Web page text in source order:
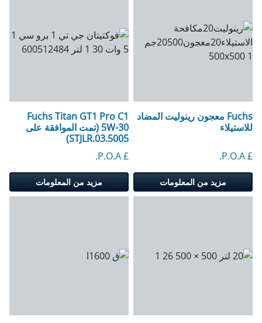
Fuchs معجون رينوليت المضاد
للاستيلاء
£ P.O.A.
مزيد من المعلومات
Fuchs Titan GT1 Pro C1
5W-30 (تمت الموافقة على
STJLR.03.5005)
£ P.O.A.
مزيد من المعلومات